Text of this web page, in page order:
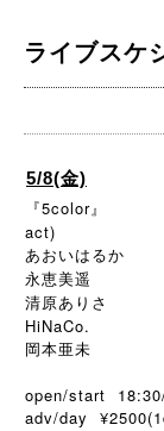
ライブスケ
5/8(金)
『5color』
act)
あおいはるか
永恵美遥
清原ありさ
HiNaCo.
岡本亜未
open/start
adv/day